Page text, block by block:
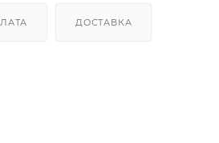
ДОСТАВКА